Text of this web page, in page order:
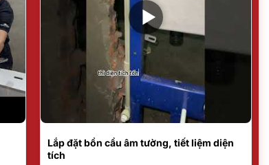
Lắp đặt bồn cầu âm tường, tiết liệm diện
tích